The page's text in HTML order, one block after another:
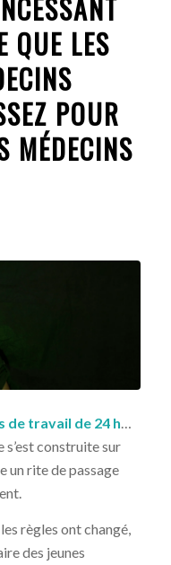
QUE LES
POUR
MÉDECINS
de travail de 24 h…
construite sur
un rite de passage
règles ont changé,
des jeunes